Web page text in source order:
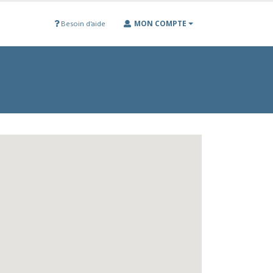
Besoin d'aide MON COMPTE